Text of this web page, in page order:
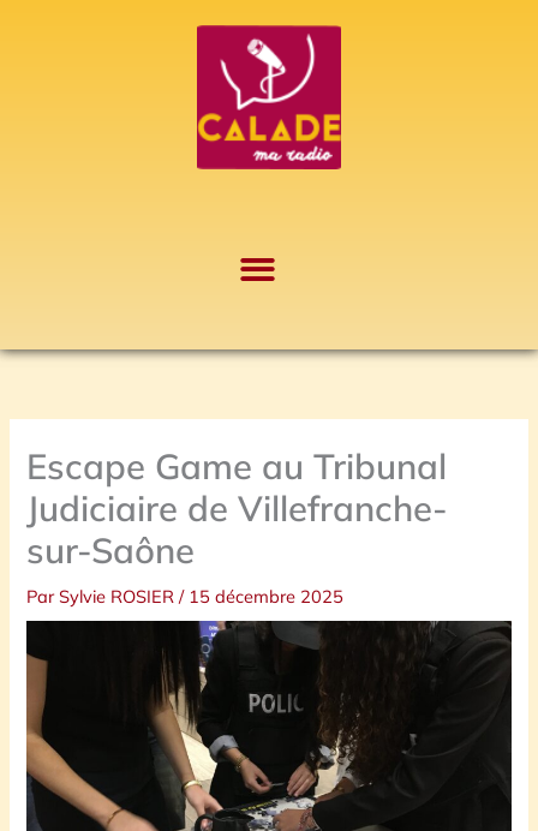
Escape Game au Tribunal
Judiciaire de Villefranche-
sur-Saône
ParSylvie ROSIER/ 15 décembre 2025